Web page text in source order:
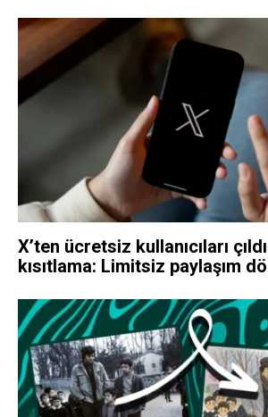
X’ten ücretsiz kullanıcıları
kısıtlama: Limitsiz paylaşım